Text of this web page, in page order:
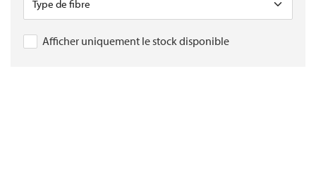
Afficher uniquement le stock disponible